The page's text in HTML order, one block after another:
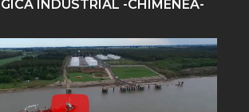
INDUSTRIAL -CHIMENEA-